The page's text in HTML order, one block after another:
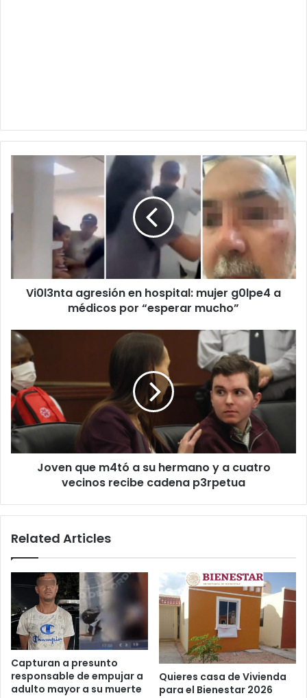
hospital:
por
“esperar
Vi0l3nta agresión en hospital: mujer g0lpe4 a
médicos por “esperar mucho”
Joven
que
m4tó
a
su
hermano
y
a
cuatro
vecinosJoven que m4tó a su hermano y a cuatro
vecinos recibe cadena p3rpetua
Related Articles
Capturan a presunto
responsable de empujar a
adulto mayor a su muerte
Quieres casa de Vivienda
para el Bienestar 2026